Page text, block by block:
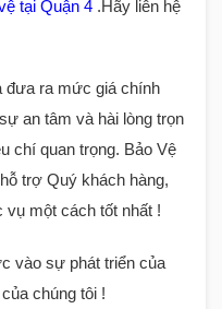
tại Quận 4 .Hãy liên hệ
đưa ra mức giá chính
an tâm và hài lòng trọn
chí quan trọng. Bảo Vệ
trợ Quý khách hàng,
một cách tốt nhất !
vào sự phát triển của
chúng tôi !